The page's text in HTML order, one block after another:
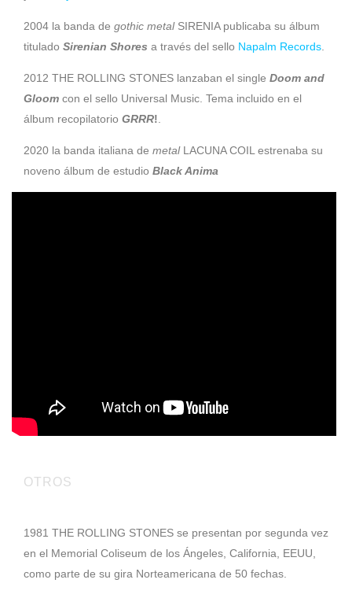
2004 la banda de gothic metalSIRENIA publicaba su álbum
titulado Sirenian Shores a través del sello Napalm Records
2012 THE ROLLING STONES lanzaban el single Doom and
Gloom con el sello Universal Music. Tema incluido en el
álbum recopilatorio GRRR!
2020 la banda italiana de metalLACUNA COIL estrenaba su
noveno álbum de estudio Black Anima
OTROS
1981 THE ROLLING STONES se presentan por segunda vez
en el Memorial Coliseum de los Ángeles, California, EEUU,
como parte de su gira Norteamericana de 50 fechas.